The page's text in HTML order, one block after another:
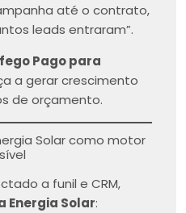
até o contrato,
leads entraram”.
Pago para
a gerar crescimento
de orçamento.
Solar como motor
a funil e CRM,
Energia Solar: